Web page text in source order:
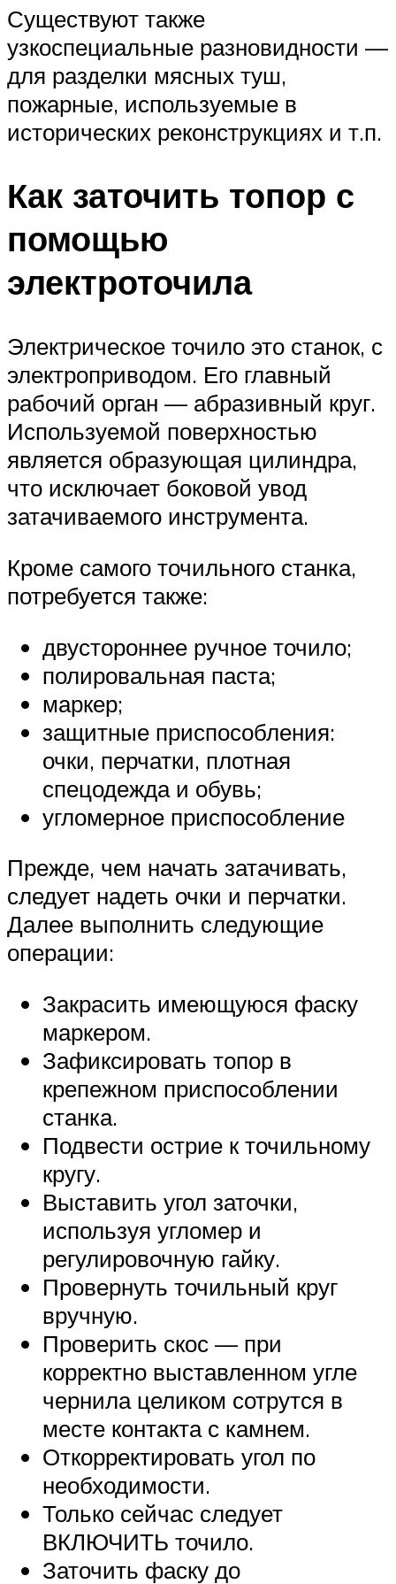
Существуют также
узкоспециальные разновидности —
для разделки мясных туш,
пожарные, используемые в
исторических реконструкциях и т.п.
Как заточить топор с
помощью
электроточила
Электрическое точило это станок, с
электроприводом. Его главный
рабочий орган — абразивный круг.
Используемой поверхностью
является образующая цилиндра,
что исключает боковой увод
затачиваемого инструмента.
Кроме самого точильного станка,
потребуется также:
двустороннее ручное точило;
полировальная паста;
маркер;
защитные приспособления:
очки, перчатки, плотная
спецодежда и обувь;
угломерное приспособление
Прежде, чем начать затачивать,
следует надеть очки и перчатки.
Далее выполнить следующие
операции:
Закрасить имеющуюся фаску
маркером.
Зафиксировать топор в
крепежном приспособлении
станка.
Подвести острие к точильному
кругу.
Выставить угол заточки,
используя угломер и
регулировочную гайку.
Провернуть точильный круг
вручную.
Проверить скос — при
корректно выставленном угле
чернила целиком сотрутся в
месте контакта с камнем.
Откорректировать угол по
необходимости.
Только сейчас следует
ВКЛЮЧИТЬ точило.
Заточить фаску до